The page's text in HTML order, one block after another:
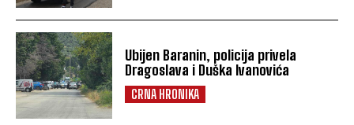
Ubijen Baranin, policija privela
Dragoslava i Duška Ivanovića
CRNA HRONIKA